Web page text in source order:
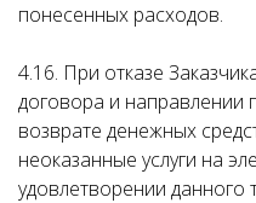
понесенных расходов.
4.16. При отказе
договора и направлении
возврате денежных
неоказанные услуги на
удовлетворении